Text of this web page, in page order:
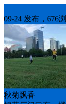
09-24 发布，676
秋菊飘香